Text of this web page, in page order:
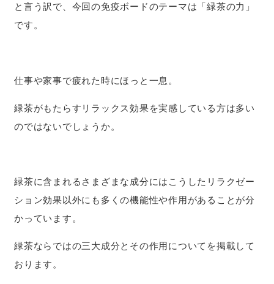
と言う訳で、今回の免疫ボードのテーマは「緑茶の力」
です。
仕事や家事で疲れた時にほっと一息。
緑茶がもたらすリラックス効果を実感している方は多い
のではないでしょうか。
緑茶に含まれるさまざまな成分にはこうしたリラクゼー
ション効果以外にも多くの機能性や作用があることが分
かっています。
緑茶ならではの三大成分とその作用についてを掲載して
おります。